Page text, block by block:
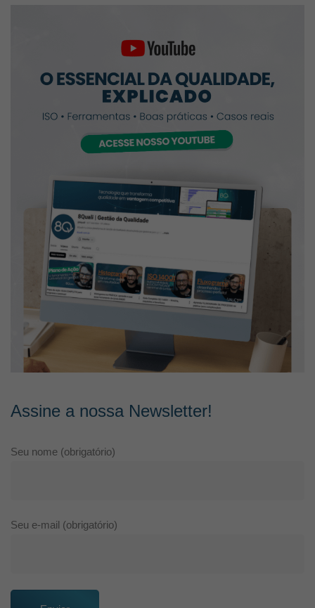
Assine a nossa Newsletter!
Seu nome (obrigatório)
Seu e-mail (obrigatório)